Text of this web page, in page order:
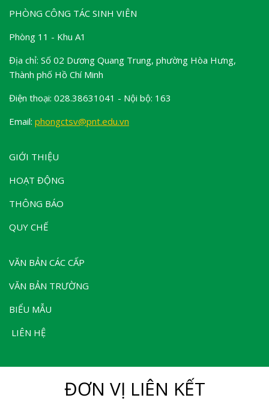
PHÒNG CÔNG TÁC SINH VIÊN
Phòng 11 - Khu A1
Địa chỉ: Số 02 Dương Quang Trung, phường Hòa Hưng,
Thành phố Hồ Chí Minh
Điện thoại: 028.38631041 - Nội bộ: 163
Email: phongctsv@pnt.edu.vn
GIỚI THIỆU
HOẠT ĐỘNG
THÔNG BÁO
QUY CHẾ
VĂN BẢN CÁC CẤP
VĂN BẢN TRƯỜNG
BIỂU MẪU
LIÊN HỆ
ĐƠN VỊ LIÊN KẾT